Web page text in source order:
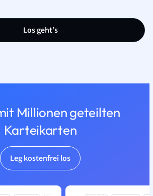
Los geht’s
Millionen geteilten
Karteikarten
Leg kostenfrei los